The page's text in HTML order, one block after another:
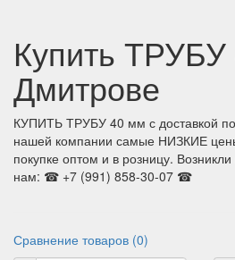
Купить
Дмитрове
КУПИТЬ ТРУБУ 40 мм с доставкой
нашей компании самые НИЗКИЕ
покупке оптом и в розницу.
нам: ☎ +7 (991) 858-30-07 ☎
Сравнение товаров (0)